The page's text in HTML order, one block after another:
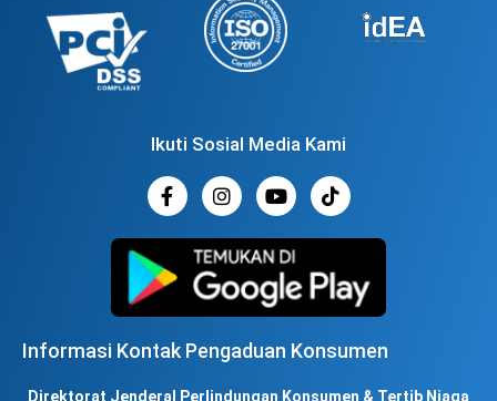
Ikuti Sosial Media Kami
Informasi Kontak Pengaduan Konsumen
Direktorat Jenderal Perlindungan Konsumen & Tertib Niaga